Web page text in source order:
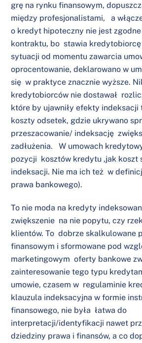
grę na rynku finansowym,
między profesjonalistami, a
o kredyt hipoteczny nie jest
kontraktu, bo stawia
sytuacji od momentu zawarcia
oprocentowanie, deklarowano w
się w praktyce znacznie wyższe.
kredytobiorców nie dostawał
które by ujawniły efekty indeksacji
koszty odsetek, gdzie ukrywano
przeszacowanie/ indeksację
zadłużenia. W umowach
pozycji kosztów kredytu ,jak koszt
indeksacji. Nie ma ich też w
prawa bankowego).
To nie moda na kredyty
zwiększenie na nie popytu, czy
klientów. To dobrze skalkulowane
finansowym i sformowane pod
marketingowym oferty bankowe
zainteresowanie tego typu
umowie, czasem w regulaminie
klauzula indeksacyjna w formie
finansowego, nie była łatwa do
interpretacji/identyfikacji nawet
dziedziny prawa i finansów, a co